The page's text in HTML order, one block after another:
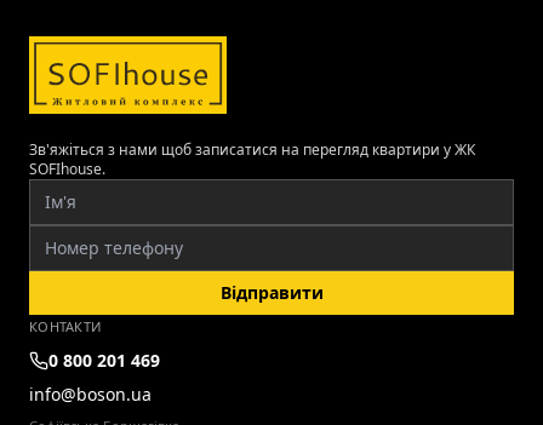
Зв'яжіться з нами щоб записатися на перегляд квартири у ЖК
SOFIhouse.
Відправити
КОНТАКТИ
0 800 201 469
info@boson.ua